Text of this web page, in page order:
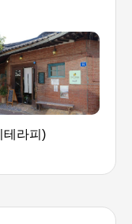
테라피)